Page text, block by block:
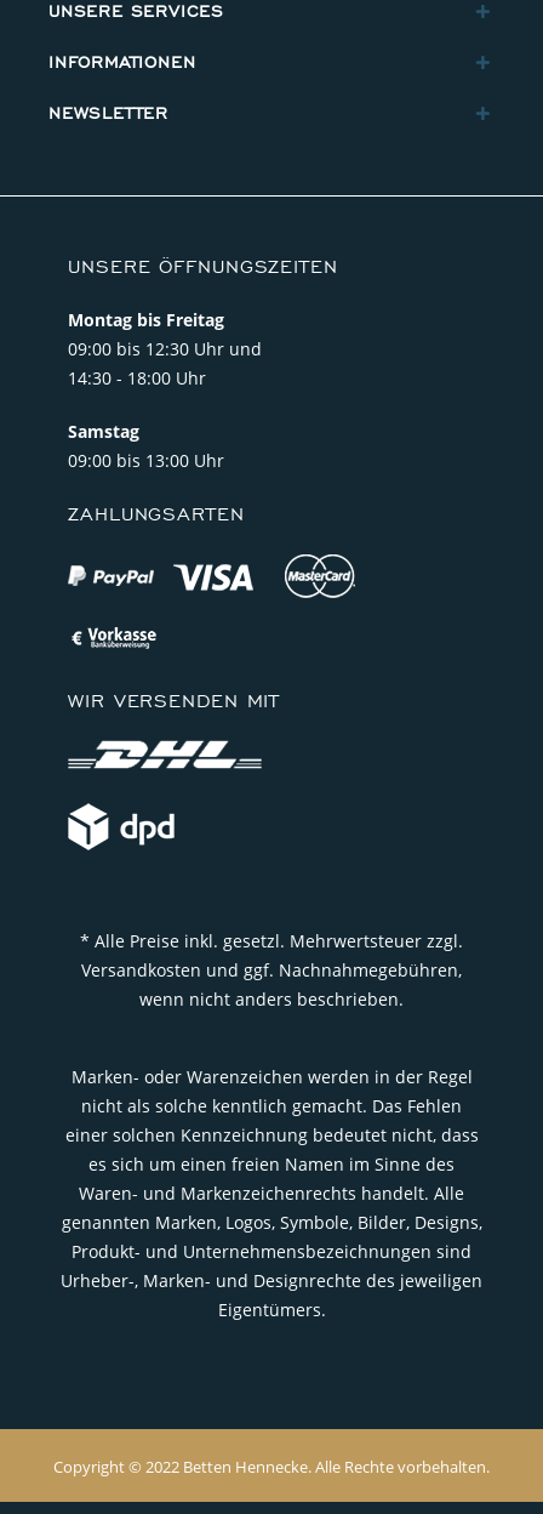
UNSERE SERVICES
INFORMATIONEN
NEWSLETTER
UNSERE ÖFFNUNGSZEITEN
Montag bis Freitag
09:00 bis 12:30 Uhr und
14:30 - 18:00 Uhr
Samstag
09:00 bis 13:00 Uhr
ZAHLUNGSARTEN
WIR VERSENDEN MIT
* Alle Preise inkl. gesetzl. Mehrwertsteuer zzgl.
Versandkosten und ggf. Nachnahmegebühren,
wenn nicht anders beschrieben.
Marken- oder Warenzeichen werden in der Regel
nicht als solche kenntlich gemacht. Das Fehlen
einer solchen Kennzeichnung bedeutet nicht, dass
es sich um einen freien Namen im Sinne des
Waren- und Markenzeichenrechts handelt. Alle
genannten Marken, Logos, Symbole, Bilder, Designs,
Produkt- und Unternehmensbezeichnungen sind
Urheber-, Marken- und Designrechte des jeweiligen
Eigentümers.
Copyright © 2022 Betten Hennecke. Alle Rechte vorbehalten.